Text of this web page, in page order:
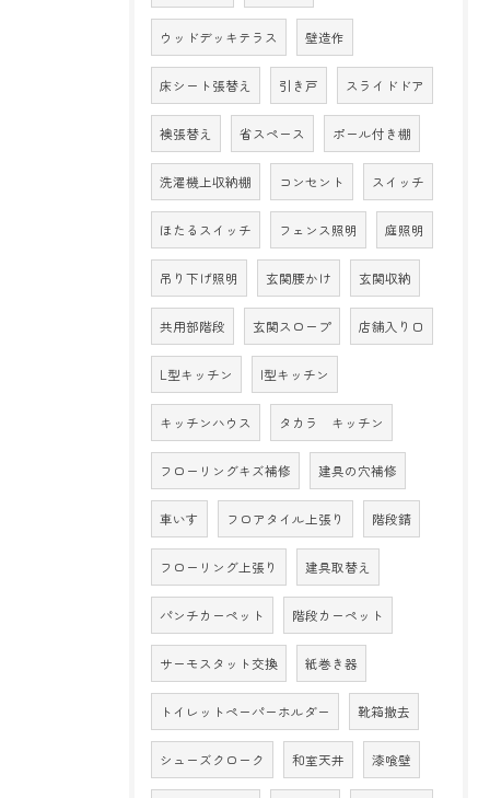
ウッドデッキテラス 壁造作
床シート張替え 引き戸 スライドドア
襖張替え 省スペース ポール付き棚
洗濯機上収納棚 コンセント スイッチ
ほたるスイッチ フェンス照明 庭照明
吊り下げ照明 玄関腰かけ 玄関収納
共用部階段 玄関スロープ 店舗入り口
L型キッチン I型キッチン
キッチンハウス タカラ キッチン
フローリングキズ補修 建具の穴補修
車いす フロアタイル上張り 階段錆
フローリング上張り 建具取替え
パンチカーペット 階段カーペット
サーモスタット交換 紙巻き器
トイレットペーパーホルダー 靴箱撤去
シューズクローク 和室天井 漆喰壁